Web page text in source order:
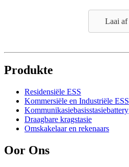
Laai af
Produkte
Residensiële ESS
Kommersiële en Industriële ESS
Kommunikasiebasisstasiebattery
Draagbare kragstasie
Omskakelaar en rekenaars
Oor Ons